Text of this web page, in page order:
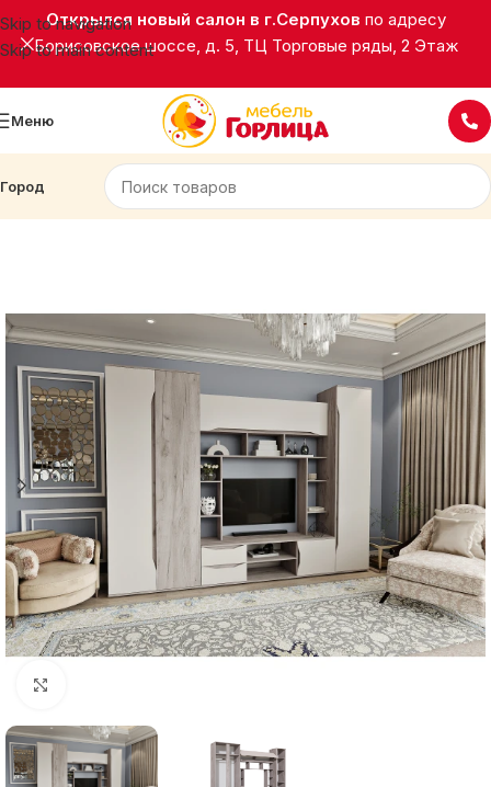
Skip to navigation
Skip to main content
Открылся новый салон в г.Серпухов по адресу
Борисовское шоссе, д. 5, ТЦ Торговые ряды, 2 Этаж
Меню
Город
Корпусная мебель Гостиные